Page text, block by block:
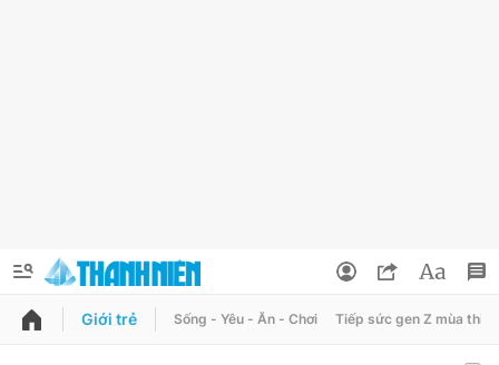
QUẢNG CÁO
Giới trẻ Sống - Yêu - Ăn - Chơi Tiếp sức gen Z mùa thi